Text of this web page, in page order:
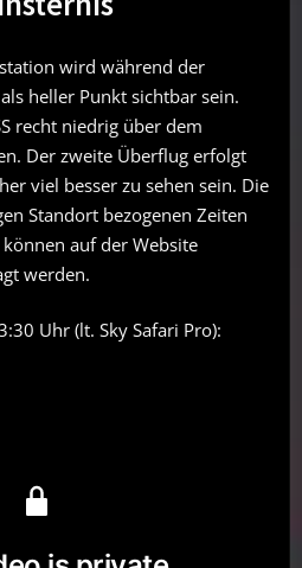
wird während der
heller Punkt sichtbar sein.
recht niedrig über dem
Der zweite Überflug erfolgt
viel besser zu sehen sein. Die
Standort bezogenen Zeiten
auf der Website
werden.
Uhr (lt. Sky Safari Pro):